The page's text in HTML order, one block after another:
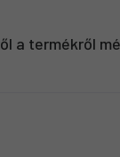
a termékről